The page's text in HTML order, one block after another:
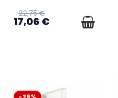
22,75 €
17,06 €